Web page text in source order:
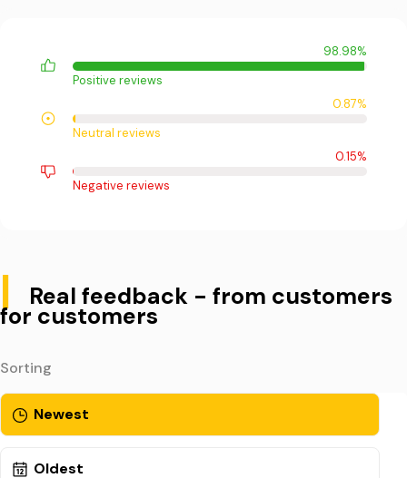
98.98%
Positive reviews
0.87%
Neutral reviews
0.15%
Negative reviews
| Real feedback - from customers
for customers
Sorting
Newest
Oldest